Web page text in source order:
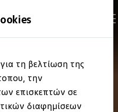
τη βελτίωση της
την
επισκεπτών σε
διαφημίσεων
σας
Volkswagen